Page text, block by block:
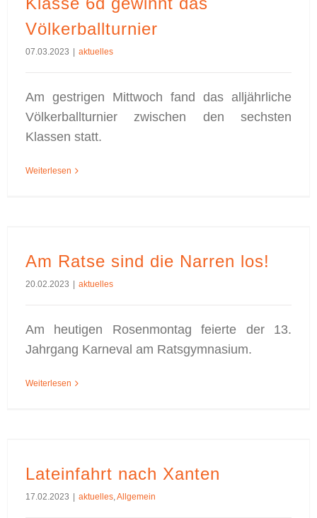
Völkerballturnier
07.03.2023 aktuelles
Am gestrigen Mittwoch fand das alljährliche
Völkerballturnier zwischen den sechsten
Klassen statt.
Weiterlesen
Am Ratse sind die Narren los!
20.02.2023 aktuelles
Am heutigen Rosenmontag feierte der 13.
Jahrgang Karneval am Ratsgymnasium.
Weiterlesen
Lateinfahrt nach Xanten
17.02.2023 aktuelles,Allgemein